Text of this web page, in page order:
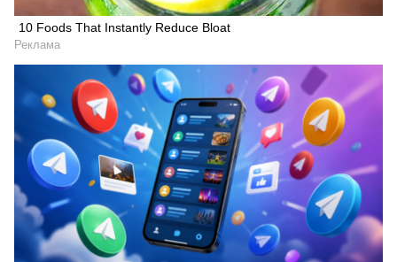
10 Foods That Instantly Reduce Bloat
Реклама